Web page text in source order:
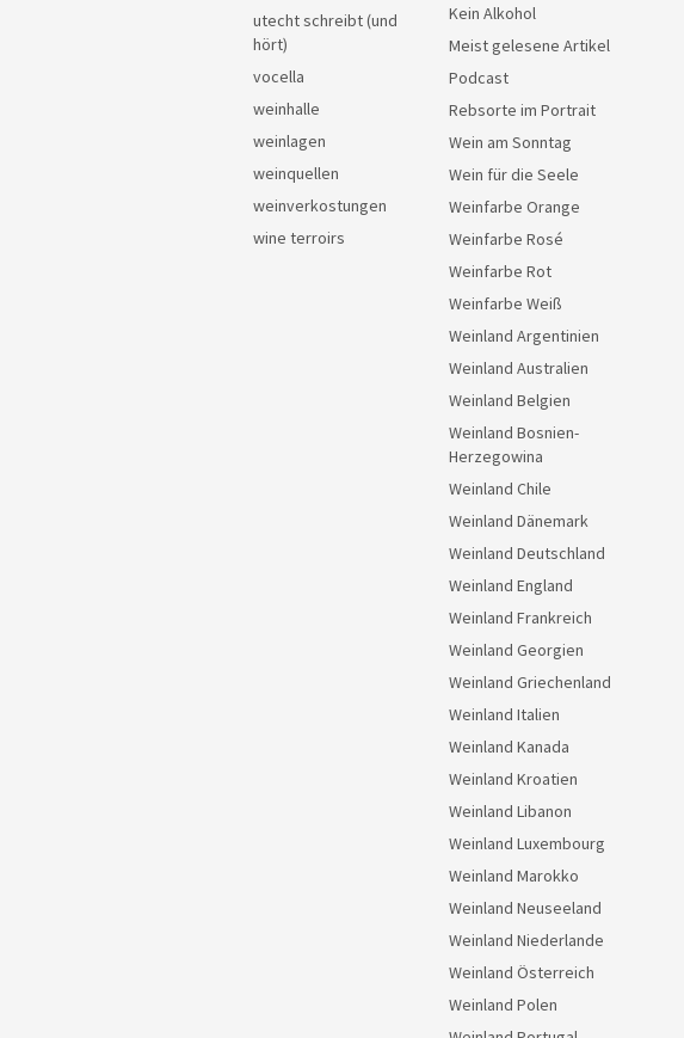
utecht schreibt (und
hört)
vocella
weinhalle
weinlagen
weinquellen
weinverkostungen
wine terroirs
Kein Alkohol
Meist gelesene Artikel
Podcast
Rebsorte im Portrait
Wein am Sonntag
Wein für die Seele
Weinfarbe Orange
Weinfarbe Rosé
Weinfarbe Rot
Weinfarbe Weiß
Weinland Argentinien
Weinland Australien
Weinland Belgien
Weinland Bosnien-
Herzegowina
Weinland Chile
Weinland Dänemark
Weinland Deutschland
Weinland England
Weinland Frankreich
Weinland Georgien
Weinland Griechenland
Weinland Italien
Weinland Kanada
Weinland Kroatien
Weinland Libanon
Weinland Luxembourg
Weinland Marokko
Weinland Neuseeland
Weinland Niederlande
Weinland Österreich
Weinland Polen